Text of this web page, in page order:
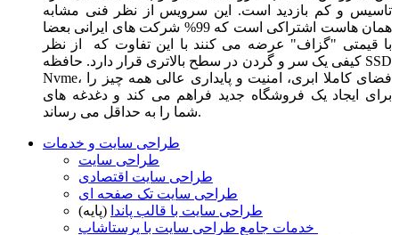
تاسیس و کم بازدید است. این سرویس از نظر فنی مشابه
همان هاست اشتراکی است که 99% شرکت های ایرانی بعضا
با قیمتی "گزاف" عرضه می کنند با این تفاوت که از نظر
کیفی یک سر و گردن در سطح بالاتری قرار دارد. حافظه SSD
Nvme، فضای کاملا ابری، امنیت و پایداری عالی همه چیز را
برای ایجاد یک فروشگاه جدید فراهم می کند و دغدغه های
شما را به حداقل می رساند.
طراحی سایت و خدمات
طراحی سایت
طراحی سایت اقتصادی
طراحی سایت تک صفحه ای
طراحی سایت با قالب پاندا (پایه)